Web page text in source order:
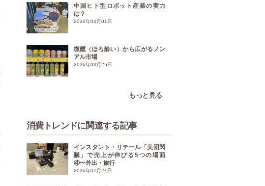
中国ヒト型ロボット産業の実力
は？
2026年04月01日
微醺（ほろ酔い）から広がるノン
アル市場
2026年03月25日
もっと見る
消費トレンドに関連する記事
インスタント・リテール「美団閃
購」で売上が伸びる5つの場面
④〜外出・旅行
2026年07月21日